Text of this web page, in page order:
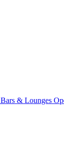
Bars & Lounges